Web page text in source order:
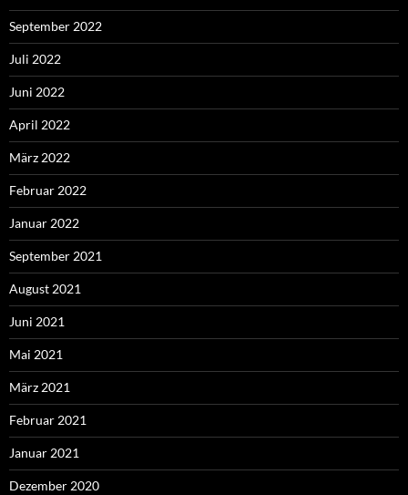
September 2022
Juli 2022
Juni 2022
April 2022
März 2022
Februar 2022
Januar 2022
September 2021
August 2021
Juni 2021
Mai 2021
März 2021
Februar 2021
Januar 2021
Dezember 2020